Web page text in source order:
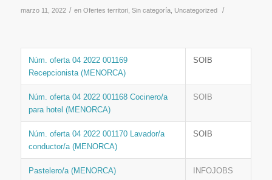
marzo 11, 2022 / en Ofertes territori, Sin categoría, Uncategorized /
Núm. oferta 04 2022 001169
Recepcionista (MENORCA)
SOIB
Núm. oferta 04 2022 001168 Cocinero/a
para hotel (MENORCA)
SOIB
Núm. oferta 04 2022 001170 Lavador/a
conductor/a (MENORCA)
SOIB
Pastelero/a (MENORCA) INFOJOBS